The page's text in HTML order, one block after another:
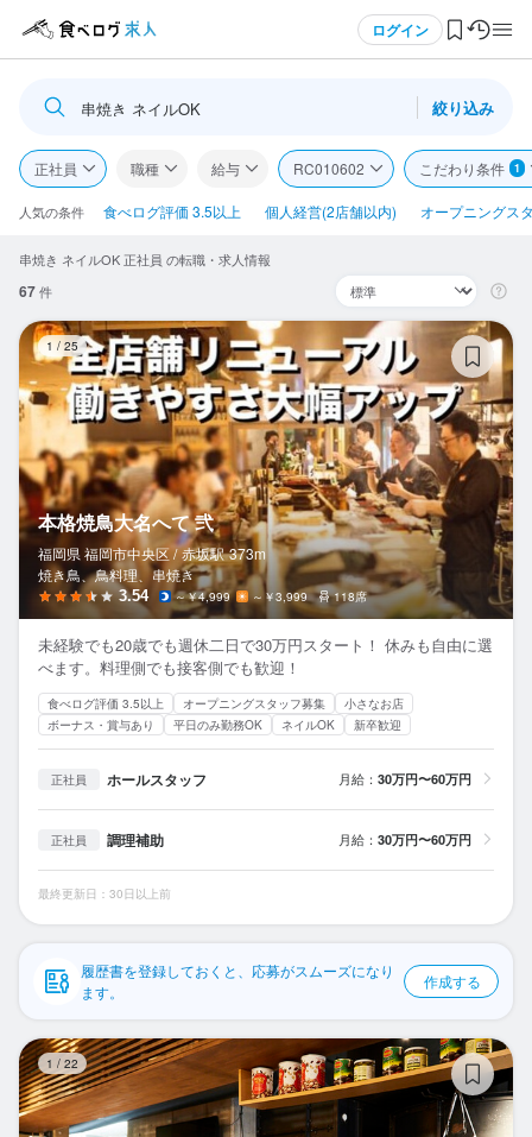
ログイン
ログイン・無料会員登録
食べログ求人TOP
求人検索
閲覧履歴
気になる求人
検索履歴・保存した条件
応募履歴
WEB履歴書
スカウト・メルマガ受信設定
ヘルプ・お問い合わせフォーム
食べログ求人PRESS
プライバシーポリシー
利用規約
企業情報
串焼き ネイルOK 絞り込み
正社員 職種 給与 RC010602 こだわり条件 1
人気の条件 食べログ評価 3.5以上 個人経営(2店舗以内) オープニングス
串焼き ネイルOK 正社員 の転職・求人情報
67件
1/ 25
本格焼鳥大名へて 弐
福岡県 福岡市中央区 / 赤坂駅 373m
焼き鳥、鳥料理、串焼き
3.54 ～￥4,999 ～￥3,999 118席
未経験でも20歳でも週休二日で30万円スタート！ 休みも自由に選
べます。料理側でも接客側でも歓迎！
食べログ評価 3.5以上 オープニングスタッフ募集
小さなお店
ボーナス・賞与あり
平日のみ勤務OK ネイルOK 新卒歓迎
正社員 ホールスタッフ 月給： 30万円〜60万円
正社員 調理補助 月給： 30万円〜60万円
最終更新日：30日以上前
履歴書を登録しておくと、応募がスムーズになり
ます。
作成する
1 / 22